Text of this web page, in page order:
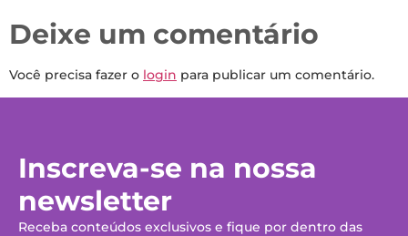
Deixe um comentário
Você precisa fazer o login para publicar um comentário.
Inscreva-se na nossa
newsletter
Receba conteúdos exclusivos e fique por dentro das